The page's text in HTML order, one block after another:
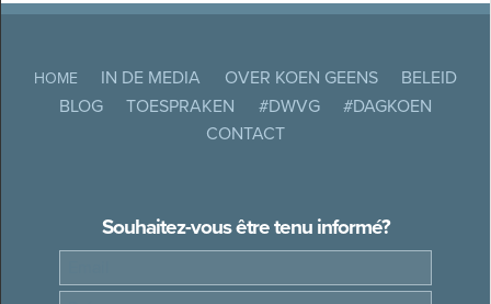
HOME IN DE MEDIA OVER KOEN GEENS
BELEID
BLOG
TOESPRAKEN #DWVG
#DAGKOEN
CONTACT
Souhaitez-vous être tenu informé?